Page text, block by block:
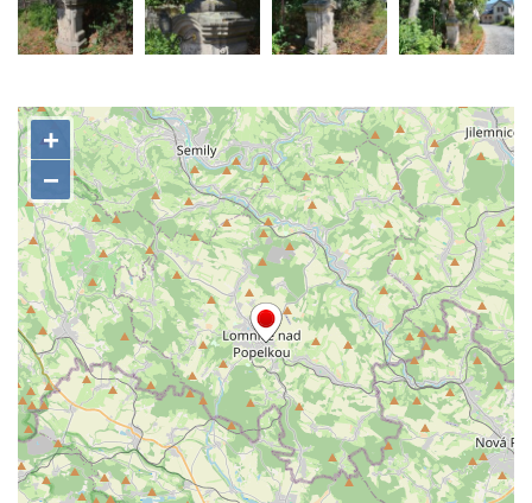
Sochy brouků u Mlýnské stoky v Českých
Budějovicích
nádvoří kláštera dominikánů v Českých
Budějovicích
Socha svatého Zachariáše na nádvoří
kláštera dominikánů v Českých
Budějovicích
Socha svatého Josefa na nádvoří kláštera
dominikánů v Českých Budějovicích
Socha svaté Anny na nádvoří kláštera
dominikánů v Českých Budějovicích
Socha svatého Dominika na nádvoří
kláštera dominikánů v Českých
Budějovicích